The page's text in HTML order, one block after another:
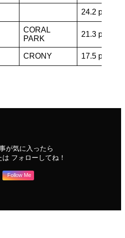
24.2 pt
CORAL
PARK
21.3 pt
CRONY 17.5 pt
が気に入ったら
フォローしてね！
Follow Me